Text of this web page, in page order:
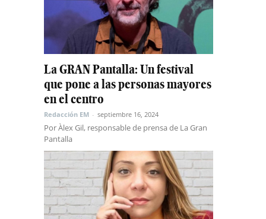
La GRAN Pantalla: Un festival
que pone a las personas mayores
en el centro
Redacción EM - septiembre 16, 2024
Por Àlex Gil, responsable de prensa de La Gran
Pantalla